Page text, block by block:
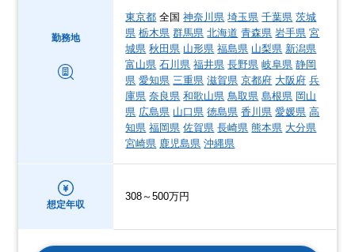
勤務地
東京都 全国神奈川県 埼玉県 千葉県 茨城
県 栃木県 群馬県 北海道 青森県 岩手県 宮
城県 秋田県 山形県 福島県 山梨県 新潟県
富山県 石川県 福井県 長野県 岐阜県 静岡
県 愛知県 三重県 滋賀県 京都府 大阪府 兵
庫県 奈良県 和歌山県 鳥取県 島根県 岡山
県 広島県 山口県 徳島県 香川県 愛媛県 高
知県 福岡県 佐賀県 長崎県 熊本県 大分県
宮崎県 鹿児島県 沖縄県
想定年収
308～500万円